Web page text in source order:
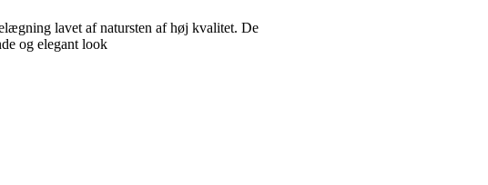
lavet af natursten af høj kvalitet. De
og elegant look